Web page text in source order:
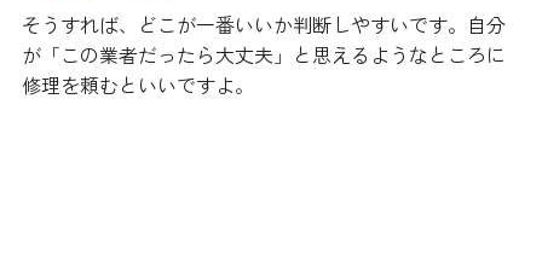
そうすれば、どこが一番いいか判断しやすいです。自分
が「この業者だったら大丈夫」と思えるようなところに
修理を頼むといいですよ。